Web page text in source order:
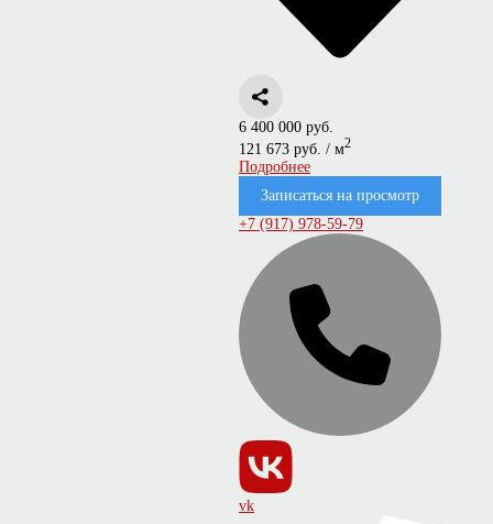
6 400 000 руб.
121 673 руб. / м2
Подробнее
Записаться на просмотр
+7 (917) 978-59-79
vk